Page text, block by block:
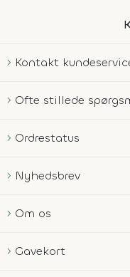
Kontakt
Ofte stillede
Ordrestatus
Nyhedsbrev
Om os
Gavekort